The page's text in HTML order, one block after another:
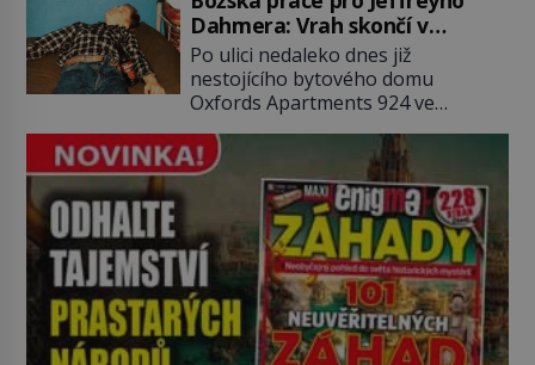
podivínským majitelem. Něco tu
nesedí. Ledaže… Ledaže by ta
mladá dívka z farmy byla ne
manželkou, ale dcerou – a všechny
ty děti byly zplozené v incestu. Na
sociálním odboru jednoho z […]
Dahmera: Vrah skončí v
tratolišti krve ve vězeňských
umývárnách
Po ulici nedaleko dnes již
nestojícího bytového domu
Oxfords Apartments 924 ve
potácí zcela zmatený 14letý
Konerak Sinthasomphone. Když ho
zastaví policejní hlídka, ochable jí
nadiktuje adresu „jeho kamaráda“.
Strážníci ho dopraví zpět do
udaného bytu. Oním „kamarádem“
je ovšem jeden z nejslavnějších
vrahů, Jeffrey Dahmer (1960–1994).
Je 27. května 1991. […]